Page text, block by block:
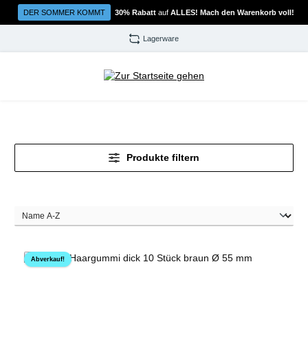
Zum Hauptinhalt springen
DER SOMMER KOMMT 30% Rabatt auf ALLES! Mach den Warenkorb voll!
Lagerware
Produkte filtern
Abverkauf!